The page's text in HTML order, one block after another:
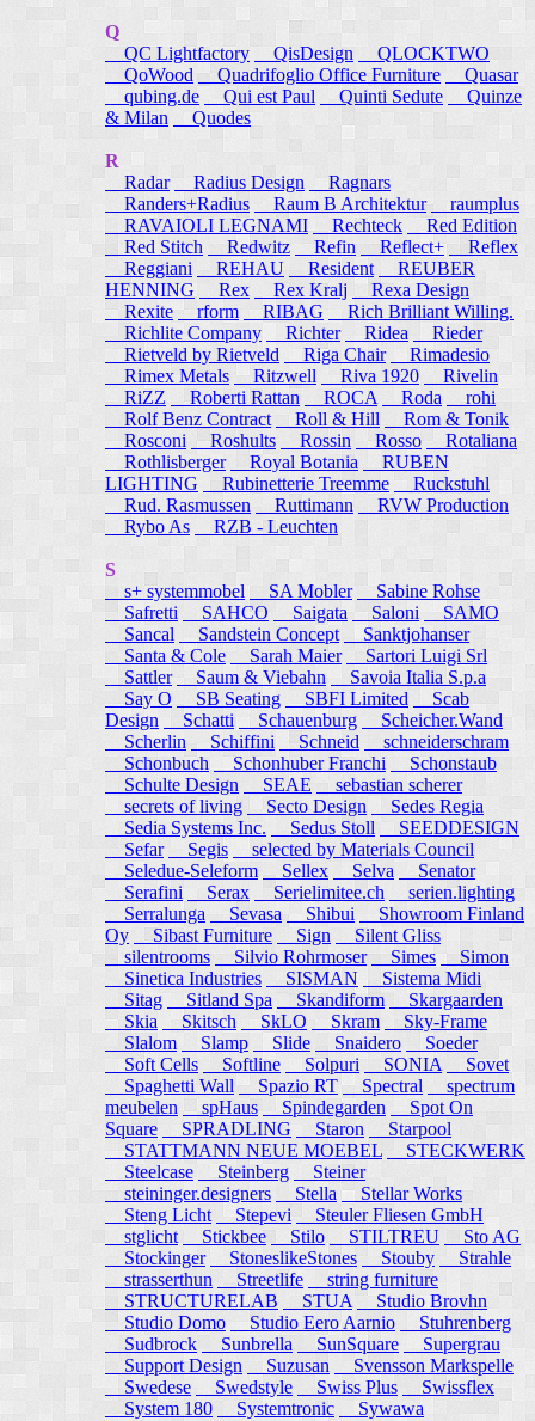
Q
QC Lightfactory
QisDesign
QLOCKTWO
QoWood Quadrifoglio Office Furniture
Quasar
qubing.de
Qui est Paul Quinti Sedute
Quinze
& Milan
Quodes
R
Radar
Radius Design
Ragnars
Randers+Radius
Raum B Architektur raumplus
RAVAIOLI LEGNAMI
Rechteck
Red Edition
Red Stitch
Redwitz Refin Reflect+
Reflex
Reggiani
REHAU Resident
REUBER
HENNING
Rex Rex Kralj
Rexa Design
Rexite
rform RIBAG
Rich Brilliant Willing.
Richlite Company
Richter Ridea
Rieder
Rietveld by Rietveld
Riga Chair
Rimadesio
Rimex Metals
Ritzwell Riva 1920
Rivelin
RiZZ
Roberti Rattan ROCA Roda
rohi
Rolf Benz Contract
Roll & Hill
Rom & Tonik
Rosconi Roshults Rossin Rosso
Rotaliana
Rothlisberger
Royal Botania
RUBEN
LIGHTING
Rubinetterie Treemme
Ruckstuhl
Rud. Rasmussen
Ruttimann
RVW Production
Rybo As
RZB - Leuchten
S
s+ systemmobel
SA Mobler
Sabine Rohse
Safretti
SAHCO Saigata Saloni
SAMO
Sancal
Sandstein Concept
Sanktjohanser
Santa & Cole
Sarah Maier
Sartori Luigi Srl
Sattler
Saum & Viebahn
Savoia Italia S.p.a
Say O
SB Seating SBFI Limited
Scab
Design
Schatti Schauenburg
Scheicher.Wand
Scherlin
Schiffini Schneid
schneiderschram
Schonbuch
Schonhuber Franchi
Schonstaub
Schulte Design
SEAE
sebastian scherer
secrets of living
Secto Design
Sedes Regia
Sedia Systems Inc.
Sedus Stoll
SEEDDESIGN
Sefar
Segis
selected by Materials Council
Seledue-Seleform
Sellex Selva
Senator
Serafini
Serax Serielimitee.ch
serien.lighting
Serralunga
Sevasa Shibui
Showroom Finland
Oy
Sibast Furniture Sign
Silent Gliss
silentrooms
Silvio Rohrmoser Simes Simon
Sinetica Industries
SISMAN
Sistema Midi
Sitag
Sitland Spa Skandiform
Skargaarden
Skia
Skitsch SkLO Skram
Sky-Frame
Slalom
Slamp Slide Snaidero
Soeder
Soft Cells
Softline Solpuri SONIA
Sovet
Spaghetti Wall
Spazio RT Spectral
spectrum
meubelen
spHaus Spindegarden
Spot On
Square
SPRADLING Staron
Starpool
STATTMANN NEUE MOEBEL
STECKWERK
Steelcase
Steinberg
Steiner
steininger.designers
Stella Stellar Works
Steng Licht
Stepevi
Steuler Fliesen GmbH
stglicht
Stickbee Stilo STILTREU
Sto AG
Stockinger
StoneslikeStones Stouby
Strahle
strasserthun
Streetlife
string furniture
STRUCTURELAB
STUA
Studio Brovhn
Studio Domo
Studio Eero Aarnio
Stuhrenberg
Sudbrock
Sunbrella SunSquare
Supergrau
Support Design
Suzusan
Svensson Markspelle
Swedese
Swedstyle Swiss Plus
Swissflex
System 180
Systemtronic Sywawa